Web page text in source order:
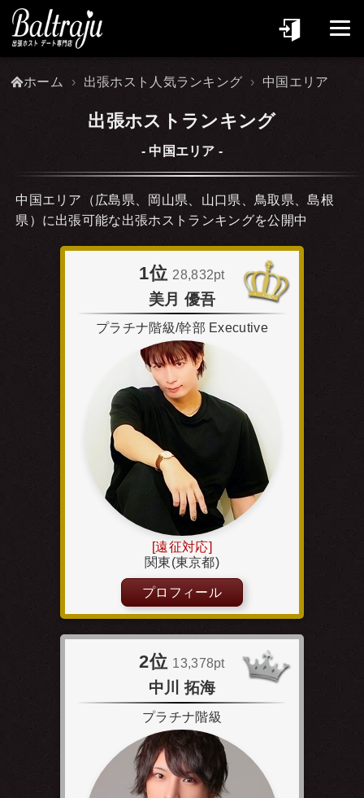
ホーム 出張ホスト人気ランキング 中国エリア
出張ホストランキング
中国エリア
中国エリア（広島県、岡山県、山口県、鳥取県、島根
県）に出張可能な出張ホストランキングを公開中
1位 28,832pt
美月 優吾
プラチナ階級/幹部 Executive
[遠征対応]
関東(東京都)
プロフィール
2位 13,378pt
中川 拓海
プラチナ階級